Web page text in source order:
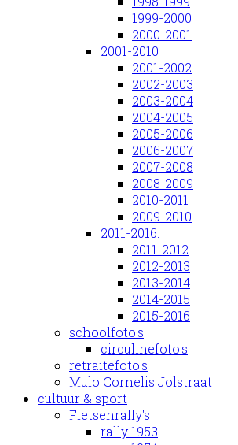
1999-2000
2000-2001
2001-2010
2001-2002
2002-2003
2003-2004
2004-2005
2005-2006
2006-2007
2007-2008
2008-2009
2010-2011
2009-2010
2011-2016.
2011-2012
2012-2013
2013-2014
2014-2015
2015-2016
schoolfoto's
circulinefoto's
retraitefoto's
Mulo Cornelis Jolstraat
cultuur & sport
Fietsenrally's
rally 1953